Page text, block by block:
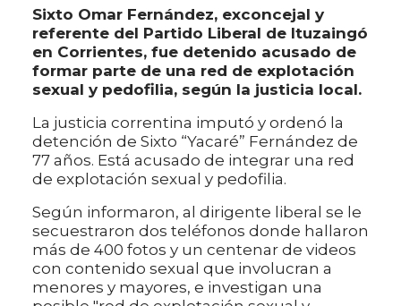
Sixto Omar Fernández, exconcejal y
referente del Partido Liberal de Ituzaingó
en Corrientes, fue detenido acusado de
formar parte de una red de explotación
sexual y pedofilia, según la justicia local.
La justicia correntina imputó y ordenó la
detención de Sixto “Yacaré” Fernández de
77 años. Está acusado de integrar una red
de explotación sexual y pedofilia.
Según informaron, al dirigente liberal se le
secuestraron dos teléfonos donde hallaron
más de 400 fotos y un centenar de videos
con contenido sexual que involucran a
menores y mayores, e investigan una